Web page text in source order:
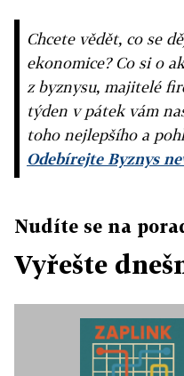
Chcete vědět, co se
ekonomice? Co si o
z byznysu, majitelé
týden v pátek vám
toho nejlepšího a
Odebírejte Byznys
Nudíte se na
Vyřešte